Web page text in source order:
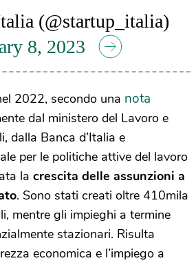
(@startup_italia)
8, 2023
2022, secondo una nota
dal ministero del Lavoro e
dalla Banca d’Italia e
per le politiche attive del lavoro
la crescita delle assunzioni a
. Sono stati creati oltre 410mila
mentre gli impieghi a termine
stazionari. Risulta
economica e l’impiego a